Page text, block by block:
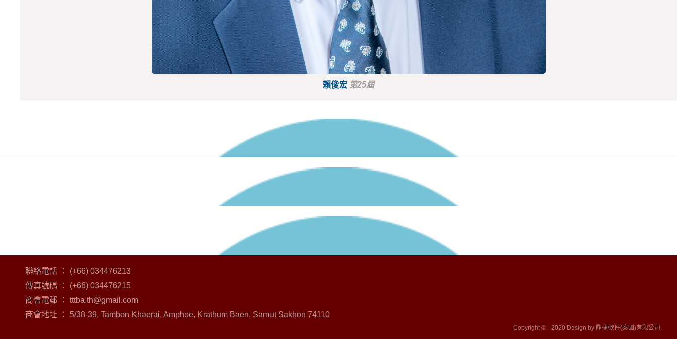
賴俊宏 第25屆
聯絡電話 ： (+66) 034476213
傳真號碼 ： (+66) 034476215
商會電郵 ： tttba.th@gmail.com
商會地址 ： 5/38-39, Tambon Khaerai, Amphoe, Krathum Baen, Samut Sakhon 74110
Copyright © - 2020 Design by 鼎捷軟件(泰國)有限公司.